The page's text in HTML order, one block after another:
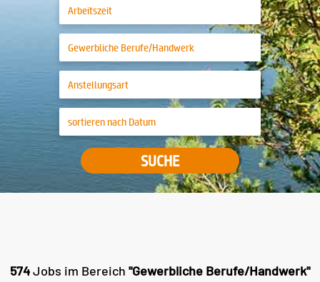
SUCHE
574Jobs im Bereich "Gewerbliche Berufe/Handwerk"